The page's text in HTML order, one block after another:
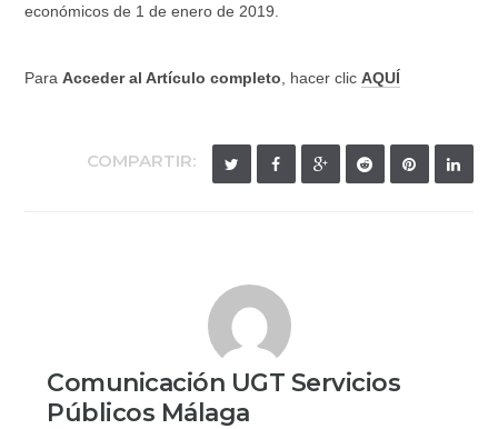
económicos de 1 de enero de 2019.
ParaAcceder al Artículo completo , hacer clicAQUÍ
COMPARTIR:
Comunicación UGT Servicios
Públicos Málaga